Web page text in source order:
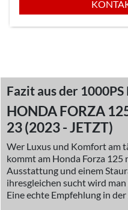
Fazit aus der
HONDA FORZA
23 (2023 - JETZT)
Wer Luxus und Komfort am
kommt am Honda Forza
Ausstattung und einem
ihresgleichen sucht wird
Eine echte Empfehlung in